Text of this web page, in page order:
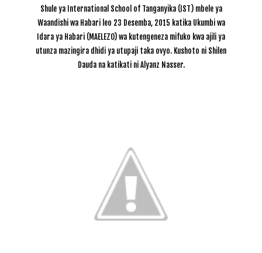
Shule ya International School of Tanganyika (IST) mbele ya
Waandishi wa Habari leo 23 Desemba, 2015 katika Ukumbi wa
Idara ya Habari (MAELEZO) wa kutengeneza mifuko kwa ajili ya
utunza mazingira dhidi ya utupaji taka ovyo. Kushoto ni Shilen
Dauda na katikati ni Alyanz Nasser.